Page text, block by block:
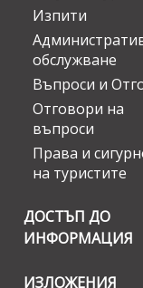
Изпити
обслужване
Въпроси и
Отговори на
въпроси
Права и
на туристите
ДОСТЪП ДО
ИНФОРМАЦИЯ
ИЗЛОЖЕНИЯ